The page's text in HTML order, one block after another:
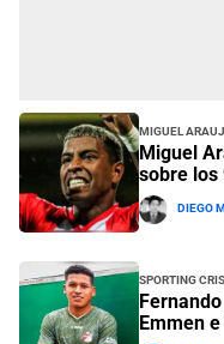
Miguel
Miguel
sobre los
Diego
Sporting
Emmen